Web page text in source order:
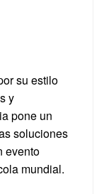
su estilo
y
pone un
soluciones
evento
mundial.